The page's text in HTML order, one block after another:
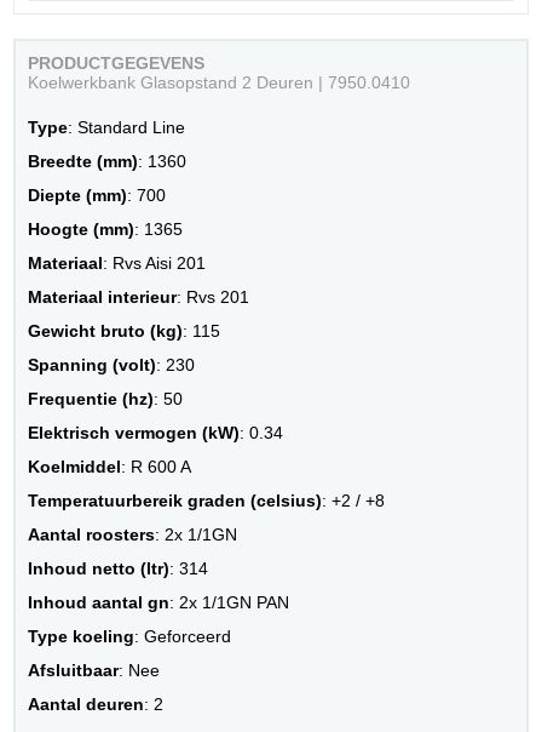
PRODUCTGEGEVENS
Koelwerkbank Glasopstand 2 Deuren | 7950.0410
Type: Standard Line
Breedte (mm): 1360
Diepte (mm): 700
Hoogte (mm): 1365
Materiaal: Rvs Aisi 201
Materiaal interieur: Rvs 201
Gewicht bruto (kg): 115
Spanning (volt): 230
Frequentie (hz): 50
Elektrisch vermogen (kW): 0.34
Koelmiddel: R 600 A
Temperatuurbereik graden (celsius): +2 / +8
Aantal roosters: 2x 1/1GN
Inhoud netto (ltr): 314
Inhoud aantal gn: 2x 1/1GN PAN
Type koeling: Geforceerd
Afsluitbaar: Nee
Aantal deuren: 2